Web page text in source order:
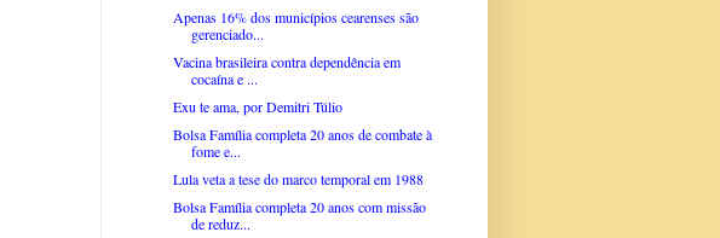
Apenas 16% dos municípios cearenses são
gerenciado...
Vacina brasileira contra dependência em
cocaína e ...
Exu te ama, por Demitri Túlio
Bolsa Família completa 20 anos de combate à
fome e...
Lula veta a tese do marco temporal em 1988
Bolsa Família completa 20 anos com missão
de reduz...